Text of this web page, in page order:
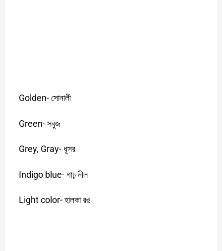
Golden-সোনালী
Green-সবুজ
Grey, Gray- ধূসর
Indigo blue-গাঢ়নীল
Light color-হালকারঙ